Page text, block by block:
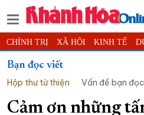
CHÍNH TRỊ XÃ HỘI KINH TẾ
THỂ THAO ĐỜI SỐNG
KHOA HỌC - CÔNG NGHỆ PHÁP
THẾ GIỚI MULTIMEDIA VIDEO
Bạn đọc viết
Hộp thư từ thiện
Vấn đề bạn
Cảm ơn những